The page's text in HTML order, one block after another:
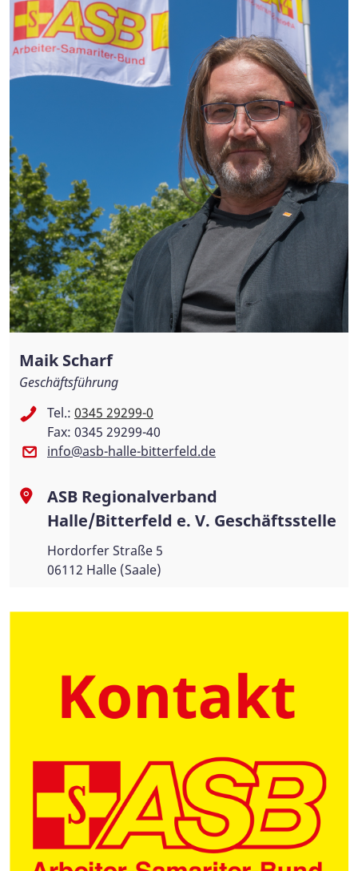
Maik Scharf
Geschäftsführung
Tel.: 0345 29299-0
Fax: 0345 29299-40
info@asb-halle-bitterfeld.de
ASB Regionalverband
Halle/Bitterfeld e. V. Geschäftsstelle
Hordorfer Straße 5
06112 Halle (Saale)